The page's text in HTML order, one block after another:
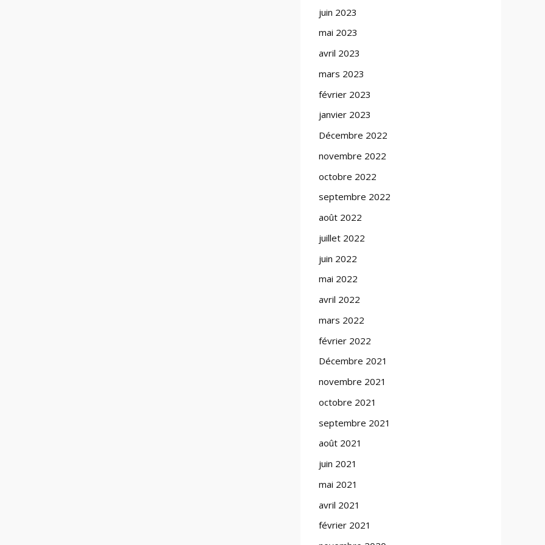
juin 2023
mai 2023
avril 2023
mars 2023
février 2023
janvier 2023
Décembre 2022
novembre 2022
octobre 2022
septembre 2022
août 2022
juillet 2022
juin 2022
mai 2022
avril 2022
mars 2022
février 2022
Décembre 2021
novembre 2021
octobre 2021
septembre 2021
août 2021
juin 2021
mai 2021
avril 2021
février 2021